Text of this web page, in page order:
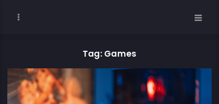
Tag: Games